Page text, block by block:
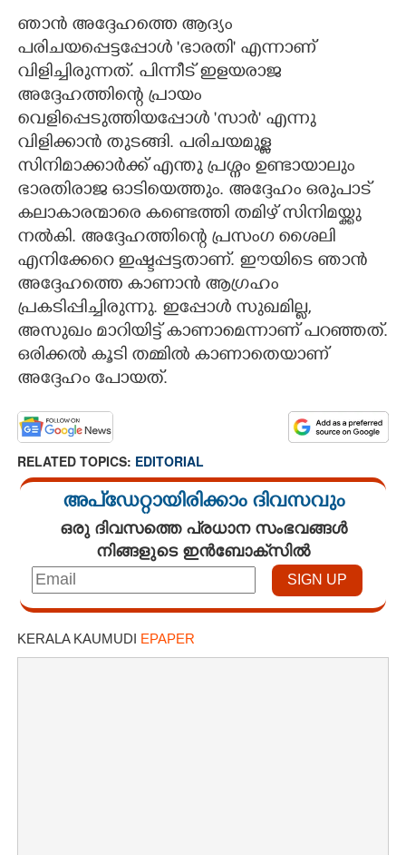
ഞാൻ അദ്ദേഹത്തെ ആദ്യം
പരിചയപ്പെട്ടപ്പോൾ 'ഭാരതി' എന്നാണ്
വിളിച്ചിരുന്നത്. പിന്നീട് ഇളയരാജ
അദ്ദേഹത്തിന്റെ പ്രായം
വെളിപ്പെടുത്തിയപ്പോൾ 'സാർ' എന്നു
വിളിക്കാൻ തുടങ്ങി. പരിചയമുള്ള
സിനിമാക്കാർക്ക് എന്തു പ്രശ്നം ഉണ്ടായാലും
ഭാരതിരാജ ഓടിയെത്തും. അദ്ദേഹം ഒരുപാട്
കലാകാരന്മാരെ കണ്ടെത്തി തമിഴ് സിനിമയ്ക്കു
നൽകി. അദ്ദേഹത്തിന്റെ പ്രസംഗ ശൈലി
എനിക്കേറെ ഇഷ്ടപ്പട്ടതാണ്. ഈയിടെ ഞാൻ
അദ്ദേഹത്തെ കാണാൻ ആഗ്രഹം
പ്രകടിപ്പിച്ചിരുന്നു. ഇപ്പോൾ സുഖമില്ല,
അസുഖം മാറിയിട്ട് കാണാമെന്നാണ് പറഞ്ഞത്.
ഒരിക്കൽ കൂടി തമ്മിൽ കാണാതെയാണ്
അദ്ദേഹം പോയത്.
RELATED TOPICS: EDITORIAL
അപ്ഡേറ്റായിരിക്കാം ദിവസവും
ഒരു ദിവസത്തെ പ്രധാന സംഭവങ്ങൾ
നിങ്ങളുടെ ഇൻബോക്സിൽ
KERALA KAUMUDI EPAPER